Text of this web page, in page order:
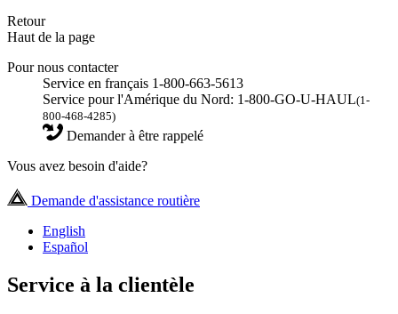
Retour
Haut de la page
Pour nous contacter
Service en français 1-800-663-5613
Service pour l'Amérique du Nord: 1-800-GO-U-HAUL(1-
800-468-4285)
Demander à être rappelé
Vous avez besoin d'aide?
Demande d'assistance routière
English
Español
Service à la clientèle